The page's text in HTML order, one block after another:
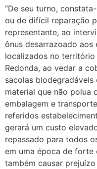
“De seu turno,
ou de difícil reparação
representante, ao
ônus desarrazoado
localizados no
Redonda, ao vedar a
sacolas
material que não polua
embalagem e
referidos
gerará um custo
repassado para todos
em uma época de forte
também causar